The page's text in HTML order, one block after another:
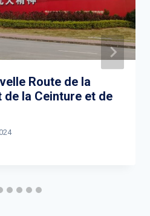
Route de la
de la Ceinture et de